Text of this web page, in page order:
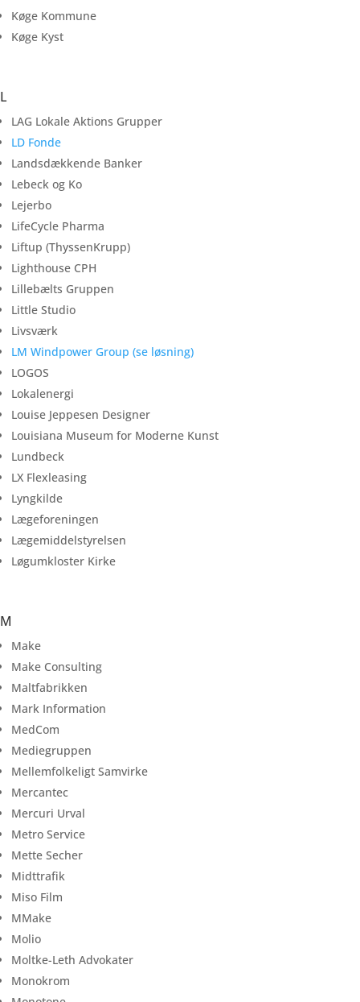
Køge Kommune
Køge Kyst
L
LAG Lokale Aktions Grupper
LD Fonde
Landsdækkende Banker
Lebeck og Ko
Lejerbo
LifeCycle Pharma
Liftup (ThyssenKrupp)
Lighthouse CPH
Lillebælts Gruppen
Little Studio
Livsværk
LM Windpower Group (se løsning)
LOGOS
Lokalenergi
Louise Jeppesen Designer
Louisiana Museum for Moderne Kunst
Lundbeck
LX Flexleasing
Lyngkilde
Lægeforeningen
Lægemiddelstyrelsen
Løgumkloster Kirke
M
Make
Make Consulting
Maltfabrikken
Mark Information
MedCom
Mediegruppen
Mellemfolkeligt Samvirke
Mercantec
Mercuri Urval
Metro Service
Mette Secher
Midttrafik
Miso Film
MMake
Molio
Moltke-Leth Advokater
Monokrom